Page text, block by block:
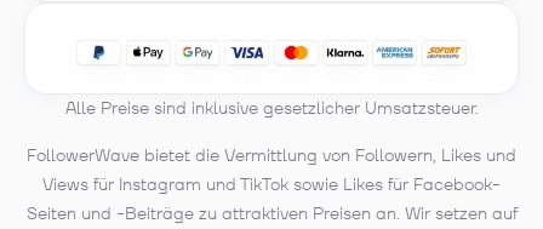
Alle Preise sind inklusive gesetzlicher Umsatzsteuer.
FollowerWave bietet die Vermittlung von Followern, Likes und
Views für Instagram und TikTok sowie Likes für Facebook-
Seiten und -Beiträge zu attraktiven Preisen an. Wir setzen auf